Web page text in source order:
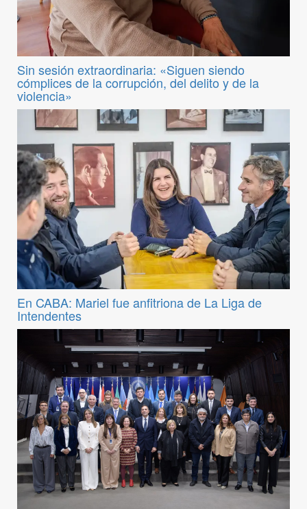
Sin sesión extraordinaria: «Siguen siendo
cómplices de la corrupción, del delito y de la
violencia»
En CABA: Mariel fue anfitriona de La Liga de
Intendentes